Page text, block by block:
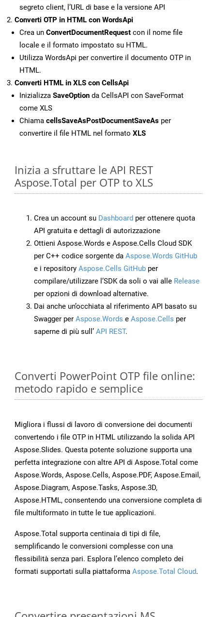
segreto client, l’URL di base e la versione API
Converti OTP in HTML con WordsApi
Crea un ConvertDocumentRequest con il nome file
locale e il formato impostato su HTML.
Utilizza WordsApi per convertire il documento OTP in
HTML.
Converti HTML in XLS con CellsApi
Inizializza SaveOption da CellsAPI con SaveFormat
come XLS
Chiama cellsSaveAsPostDocumentSaveAs per
convertire il file HTML nel formato XLS
Inizia a sfruttare le API REST
Aspose.Total per OTP to XLS
Crea un account su Dashboard per ottenere quota
API gratuita e dettagli di autorizzazione
Ottieni Aspose.Words e Aspose.Cells Cloud SDK
per C++ codice sorgente da Aspose.Words GitHub
e i repository Aspose.Cells GitHub per
compilare/utilizzare l’SDK da soli o vai alle Release
per opzioni di download alternative.
Dai anche un’occhiata al riferimento API basato su
Swagger per Aspose.Words e Aspose.Cells per
saperne di più sull’ API REST.
Converti PowerPoint OTP file online:
metodo rapido e semplice
Migliora i flussi di lavoro di conversione dei documenti
convertendo i file OTP in HTML utilizzando la solida API
Aspose.Slides. Questa potente soluzione supporta una
perfetta integrazione con altre API di Aspose.Total come
Aspose.Words, Aspose.Cells, Aspose.PDF, Aspose.Email,
Aspose.Diagram, Aspose.Tasks, Aspose.3D,
Aspose.HTML, consentendo una conversione completa di
file multiformato in tutte le tue applicazioni.
Aspose.Total supporta centinaia di tipi di file,
semplificando le conversioni complesse con una
flessibilità senza pari. Esplora l’elenco completo dei
formati supportati sulla piattaforma Aspose.Total Cloud.